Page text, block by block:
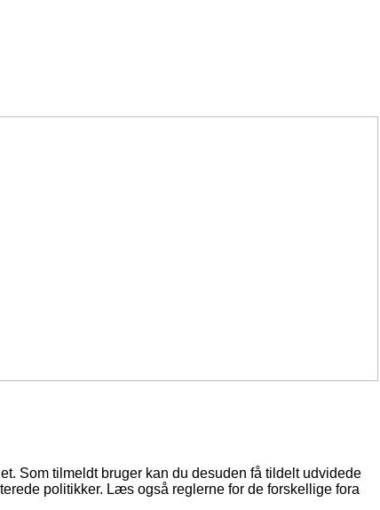
Som tilmeldt bruger kan du desuden få tildelt udvidede
politikker. Læs også reglerne for de forskellige fora